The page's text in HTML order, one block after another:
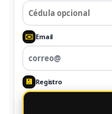
✉️ Email
💾 Registro